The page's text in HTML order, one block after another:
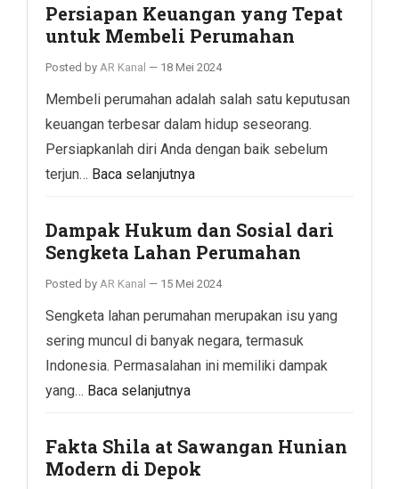
Persiapan Keuangan yang Tepat
untuk Membeli Perumahan
Posted by AR Kanal — 18 Mei 2024
Membeli perumahan adalah salah satu keputusan
keuangan terbesar dalam hidup seseorang.
Persiapkanlah diri Anda dengan baik sebelum
terjun… Baca selanjutnya
Dampak Hukum dan Sosial dari
Sengketa Lahan Perumahan
Posted by AR Kanal — 15 Mei 2024
Sengketa lahan perumahan merupakan isu yang
sering muncul di banyak negara, termasuk
Indonesia. Permasalahan ini memiliki dampak
yang… Baca selanjutnya
Fakta Shila at Sawangan Hunian
Modern di Depok